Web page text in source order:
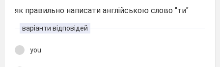
як правильно написати англійською слово "ти"
варіанти відповідей
you